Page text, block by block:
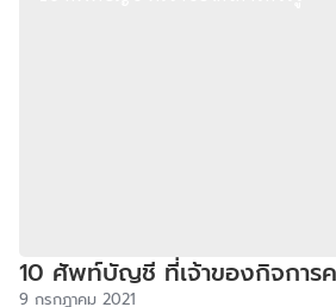
10 ศัพท์บัญชี ที่เจ้าของกิจการ
9 กรกฎาคม 2021